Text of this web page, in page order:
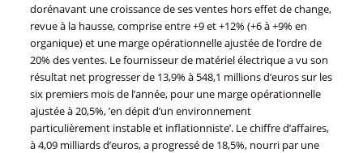
dorénavant une croissance de ses ventes hors effet de change,
revue à la hausse, comprise entre +9 et +12% (+6 à +9% en
organique) et une marge opérationnelle ajustée de l’ordre de
20% des ventes. Le fournisseur de matériel électrique a vu son
résultat net progresser de 13,9% à 548,1 millions d’euros sur les
six premiers mois de l’année, pour une marge opérationnelle
ajustée à 20,5%, ’en dépit d’un environnement
particulièrement instable et inflationniste’. Le chiffre d’affaires,
à 4,09 milliards d’euros, a progressé de 18,5%, nourri par une